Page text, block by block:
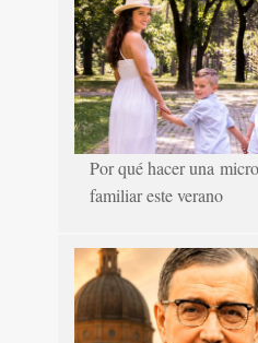
Por qué hacer una
familiar este verano